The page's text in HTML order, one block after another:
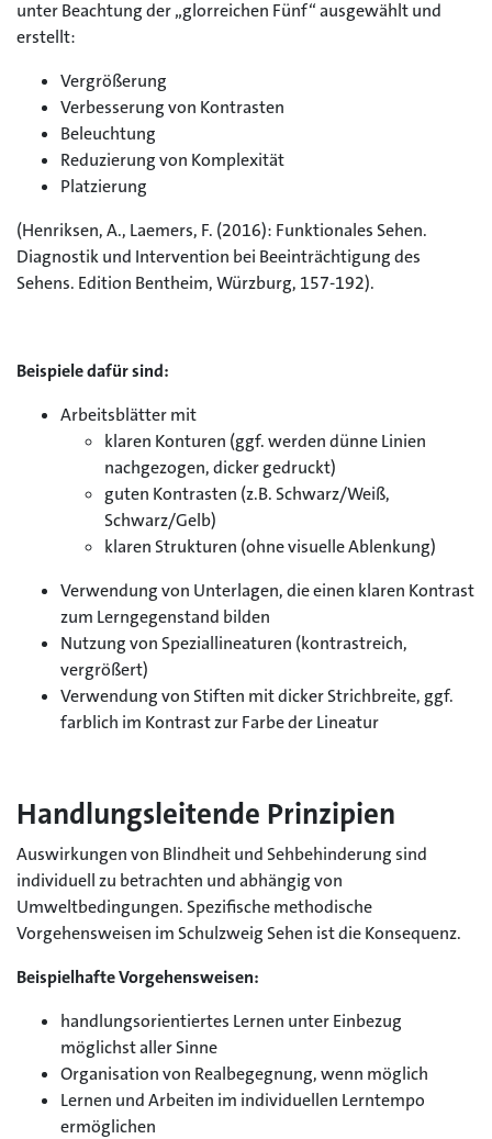
unter Beachtung der „glorreichen Fünf“ ausgewählt und
erstellt:
Vergrößerung
Verbesserung von Kontrasten
Beleuchtung
Reduzierung von Komplexität
Platzierung
(Henriksen, A., Laemers, F. (2016): Funktionales Sehen.
Diagnostik und Intervention bei Beeinträchtigung des
Sehens. Edition Bentheim, Würzburg, 157-192).
Beispiele dafür sind:
Arbeitsblätter mit
klaren Konturen (ggf. werden dünne Linien
nachgezogen, dicker gedruckt)
guten Kontrasten (z.B. Schwarz/Weiß,
Schwarz/Gelb)
klaren Strukturen (ohne visuelle Ablenkung)
Verwendung von Unterlagen, die einen klaren Kontrast
zum Lerngegenstand bilden
Nutzung von Speziallineaturen (kontrastreich,
vergrößert)
Verwendung von Stiften mit dicker Strichbreite, ggf.
farblich im Kontrast zur Farbe der Lineatur
Handlungsleitende Prinzipien
Auswirkungen von Blindheit und Sehbehinderung sind
individuell zu betrachten und abhängig von
Umweltbedingungen. Spezifische methodische
Vorgehensweisen im Schulzweig Sehen ist die Konsequenz.
Beispielhafte Vorgehensweisen:
handlungsorientiertes Lernen unter Einbezug
möglichst aller Sinne
Organisation von Realbegegnung, wenn möglich
Lernen und Arbeiten im individuellen Lerntempo
ermöglichen